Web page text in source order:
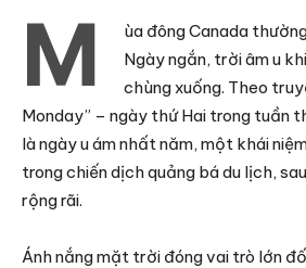
M
ùa đông Canada
Ngày ngắn, trời âm u
chùng xuống. Theo
Monday” – ngày thứ Hai trong tuần
là ngày u ám nhất năm, một khái
trong chiến dịch quảng bá du lịch,
rộng rãi.
Ánh nắng mặt trời đóng vai trò lớn